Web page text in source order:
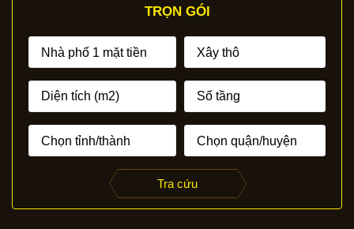
TRỌN GÓI
Tra cứu